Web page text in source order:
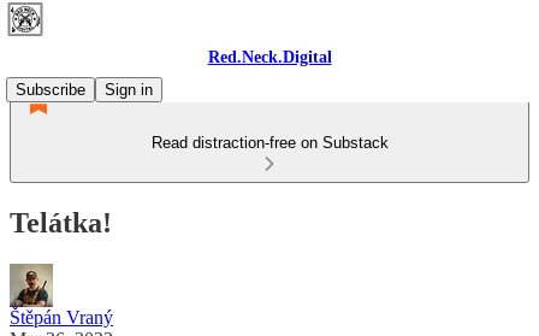
Red.Neck.Digital
Subscribe
Sign in
Read distraction-free on Substack
Telátka!
Štěpán Vraný